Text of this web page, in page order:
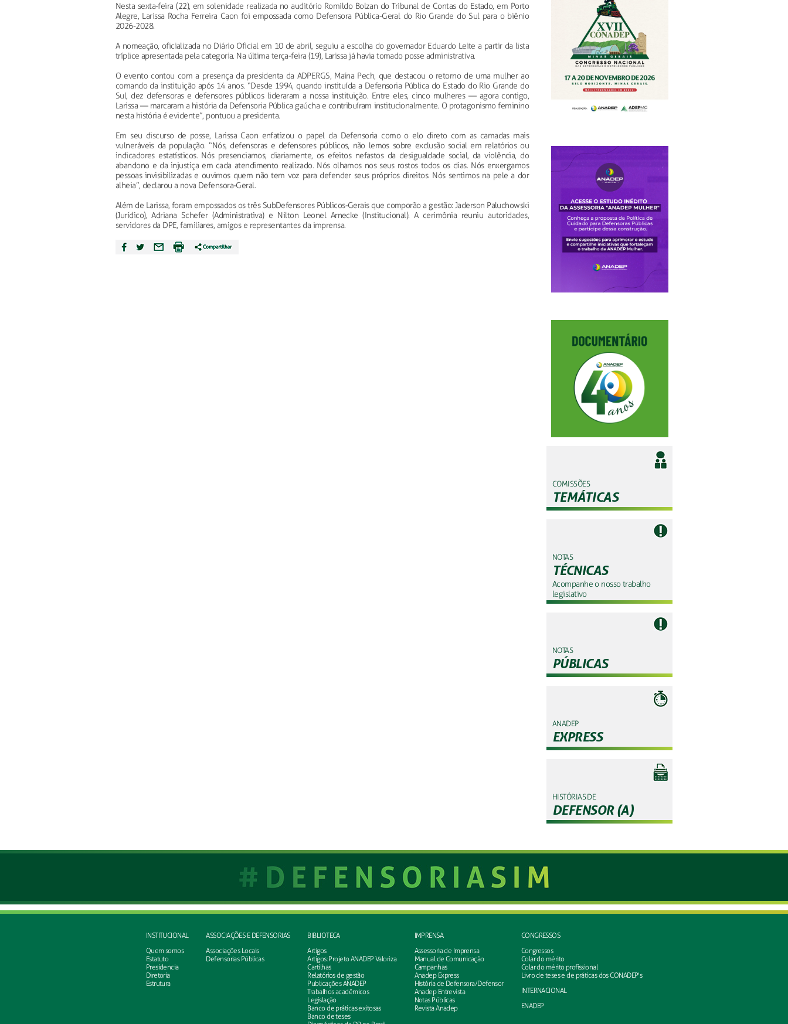
Nesta sexta-feira (22), em solenidade realizada no auditório Romildo Bolzan do Tribunal de Contas do Estado, em Porto
Alegre, Larissa Rocha Ferreira Caon foi empossada como Defensora Pública-Geral do Rio Grande do Sul para o biênio
2026-2028.
A nomeação, oficializada no Diário Oficial em 10 de abril, seguiu a escolha do governador Eduardo Leite a partir da lista
tríplice apresentada pela categoria. Na última terça-feira (19), Larissa já havia tomado posse administrativa.
O evento contou com a presença da presidenta da ADPERGS, Maína Pech, que destacou o retorno de uma mulher ao
comando da instituição após 14 anos. “Desde 1994, quando instituída a Defensoria Pública do Estado do Rio Grande do
Sul, dez defensoras e defensores públicos lideraram a nossa instituição. Entre eles, cinco mulheres — agora contigo,
Larissa — marcaram a história da Defensoria Pública gaúcha e contribuíram institucionalmente. O protagonismo feminino
nesta história é evidente”, pontuou a presidenta.
Em seu discurso de posse, Larissa Caon enfatizou o papel da Defensoria como o elo direto com as camadas mais
vulneráveis da população. “Nós, defensoras e defensores públicos, não lemos sobre exclusão social em relatórios ou
indicadores estatísticos. Nós presenciamos, diariamente, os efeitos nefastos da desigualdade social, da violência, do
abandono e da injustiça em cada atendimento realizado. Nós olhamos nos seus rostos todos os dias. Nós enxergamos
pessoas invisibilizadas e ouvimos quem não tem voz para defender seus próprios direitos. Nós sentimos na pele a dor
alheia”, declarou a nova Defensora-Geral.
Além de Larissa, foram empossados os três SubDefensores Públicos-Gerais que comporão a gestão: Jaderson Paluchowski
(Jurídico), Adriana Schefer (Administrativa) e Nilton Leonel Arnecke (Institucional). A cerimônia reuniu autoridades,
servidores da DPE, familiares, amigos e representantes da imprensa.
COMISSÕES
TEMÁTICAS
NOTAS
TÉCNICAS
Acompanhe o nosso trabalho
legislativo
NOTAS
PÚBLICAS
ANADEP
EXPRESS
HISTÓRIAS DE
DEFENSOR (A)
INSTITUCIONAL
Quem somos
Estatuto
Presidencia
Diretoria
Estrutura
ASSOCIAÇÕES E DEFENSORIAS
Associações Locais
Defensorias Públicas
BIBLIOTECA
Artigos
Artigos: Projeto ANADEP Valoriza
Cartilhas
Relatórios de gestão
Publicações ANADEP
Trabalhos acadêmicos
Legislação
Banco de práticas exitosas
Banco de teses
IMPRENSA
Assessoria de Imprensa
Manual de Comunicação
Campanhas
Anadep Express
História de Defensora/Defensor
Anadep Entrevista
Notas Públicas
Revista Anadep
CONGRESSOS
Congressos
Colar do mérito
Colar do mérito profissional
Livro de teses e de práticas dos CONADEP's
INTERNACIONAL
ENADEP